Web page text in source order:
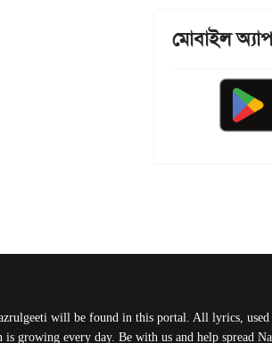
মোবাইল অ্যাপ
will be found in this portal. All lyrics,
growing every day. Be with us and help spread